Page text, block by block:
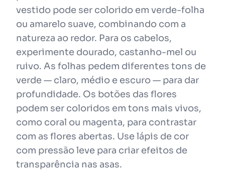
vestido pode ser colorido em verde-folha
ou amarelo suave, combinando com a
natureza ao redor. Para os cabelos,
experimente dourado, castanho-mel ou
ruivo. As folhas pedem diferentes tons de
verde — claro, médio e escuro — para dar
profundidade. Os botões das flores
podem ser coloridos em tons mais vivos,
como coral ou magenta, para contrastar
com as flores abertas. Use lápis de cor
com pressão leve para criar efeitos de
transparência nas asas.